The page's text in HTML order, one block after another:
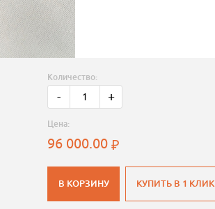
Количество:
- +
Цена:
96 000.00
В КОРЗИНУ КУПИТЬ В 1 КЛИК